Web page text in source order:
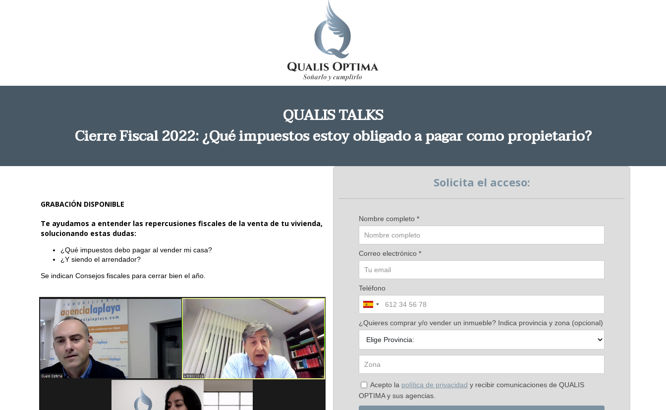
QUALIS TALKS
Cierre Fiscal 2022: ¿Qué impuestos estoy obligado a pagar como propietario?
GRABACIÓN DISPONIBLE
Te ayudamos a entender las repercusiones fiscales de la venta de tu vivienda,
solucionando estas dudas:
¿Qué impuestos debo pagar al vender mi casa?
¿Y siendo el arrendador?
Se indican Consejos fiscales para cerrar bien el año.
Solicita el acceso:
Nombre completo *
Correo electrónico *
Teléfono
¿Quieres comprar y/o vender un inmueble? Indica provincia y zona (opcional)
Acepto la política de privacidad y recibir comunicaciones de QUALIS
OPTIMA y sus agencias.